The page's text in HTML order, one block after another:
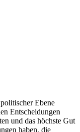
Ebene
Entscheidungen
und das höchste Gut
haben, die